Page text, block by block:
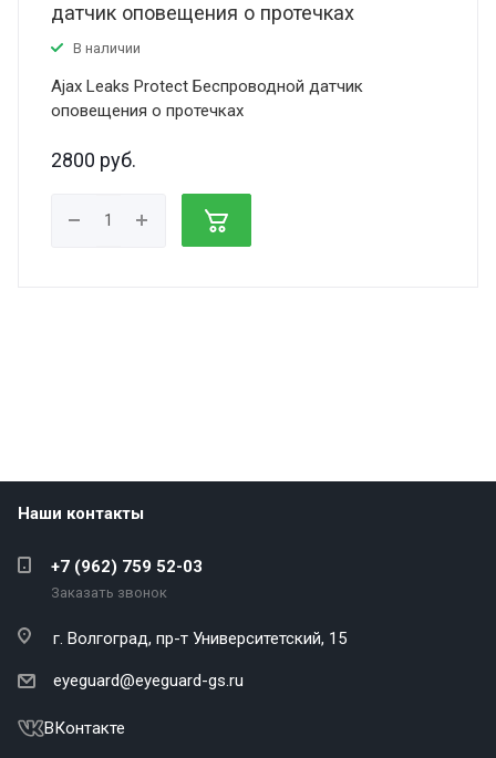
датчик оповещения о протечках
В наличии
Ajax Leaks Protect Беспроводной датчик
оповещения о протечках
2800 руб.
Наши контакты
+7 (962) 759 52-03
Заказать звонок
г. Волгоград, пр-т Университетский, 15
eyeguard@eyeguard-gs.ru
ВКонтакте